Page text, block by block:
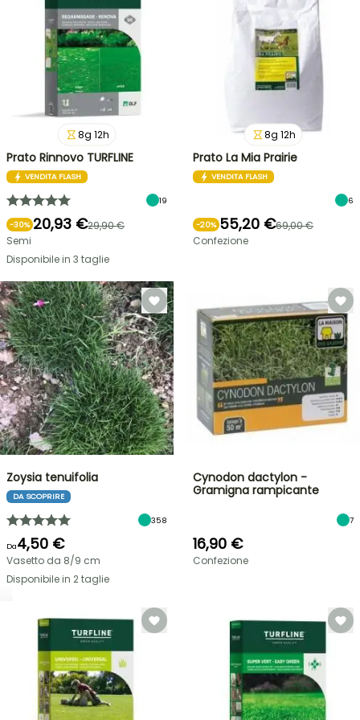
FINO
SCONTO
PRIMAVERILI
NOVITÀ:
8g 12h
Prato Rinnovo TURFLINE
VENDITA FLASH
19
-30% 20,93 €29,90 €
Semi
Disponibile in 3 taglie
8g 12h
Prato La Mia Prairie
VENDITA FLASH
6
-20% 55,20 €69,00 €
Confezione
Zoysia tenuifolia
DA SCOPRIRE
358
Da4,50 €
Vasetto da 8/9 cm
Disponibile in 2 taglie
Cynodon dactylon -
Gramigna rampicante
7
16,90 €
Confezione